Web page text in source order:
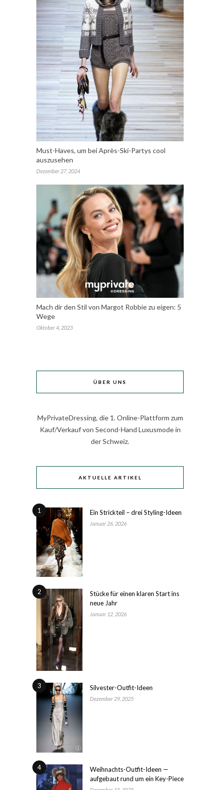
Must-Haves, um bei Après-Ski-Partys cool
auszusehen
Dezember 27, 2024
Mach dir den Stil von Margot Robbie zu eigen: 5
Wege
Oktober 4, 2023
ÜBER UNS
MyPrivateDressing, die 1. Online-Plattform zum
Kauf/Verkauf von Second-Hand Luxusmode in
der Schweiz.
AKTUELLE ARTIKEL
1 Ein Strickteil – drei Styling-Ideen
Januar 26, 2026
2
Stücke für einen klaren Start ins
neue Jahr
Januar 12, 2026
3 Silvester-Outfit-Ideen
Dezember 29, 2025
4
Weihnachts-Outfit-Ideen —
aufgebaut rund um ein Key-Piece